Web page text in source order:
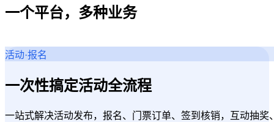
一个平台，多种业务
活动·报名
一次性搞定活动全流程
一站式解决活动发布，报名、门票订单、签到核销，互动抽奖